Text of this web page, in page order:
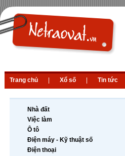
Trang chủ Xổ số Tin tức
Nhà đất
Việc làm
Ô tô
Điện máy - Kỹ thuật số
Điện thoại